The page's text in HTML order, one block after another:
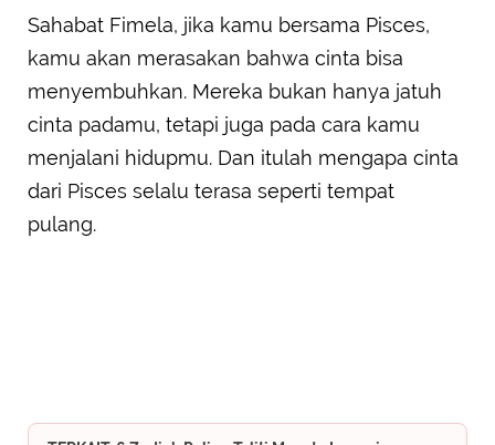
Sahabat Fimela, jika kamu bersama Pisces,
kamu akan merasakan bahwa cinta bisa
menyembuhkan. Mereka bukan hanya jatuh
cinta padamu, tetapi juga pada cara kamu
menjalani hidupmu. Dan itulah mengapa cinta
dari Pisces selalu terasa seperti tempat
pulang.